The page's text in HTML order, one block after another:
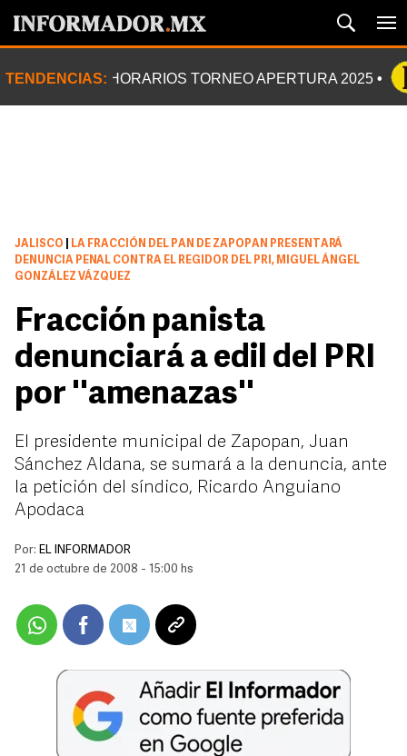
TENDENCIAS: HORARIOS TORNEO APERTURA 2025
JALISCO
LA FRACCIÓN DEL PAN DE ZAPOPAN PRESENTARÁ
DENUNCIA PENAL CONTRA EL REGIDOR DEL PRI, MIGUEL ÁNGEL
GONZÁLEZ VÁZQUEZ
Fracción panista
denunciará a edil del PRI
por ''amenazas''
El presidente municipal de Zapopan, Juan
Sánchez Aldana, se sumará a la denuncia, ante
la petición del síndico, Ricardo Anguiano
Apodaca
Por: EL INFORMADOR
21 de octubre de 2008 - 15:00 hs